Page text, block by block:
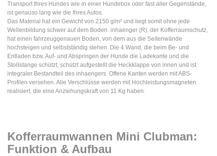
Transport Ihres Hundes wie in einer Hundebox oder fast aller Gegenstände,
ist genauso lang wie die Ihres Autos.
Das Material hat ein Gewicht von 2150 g/m² und liegt somit ohne jede
Wellenbildung schwer auf dem Boden. inhaenger (R), der Kofferraumschutz,
hat einen fahrzeuggenauen Boden, von dem aus die Seitenwände
hochsteigen und selbstständig stehen. Die 4.Wand, die beim Be- und
Entladen bzw. Auf- und Abspringen der Hunde die Ladekante und die
Stoßstange schützt, schützt aufgestellt die Heckklappe von innen und ist
integraler Bestandteil des inhaengers. Offene Kanten werden mit ABS-
Profilen versehen. Alle Verschlüsse werden mit Hochleistungsmagneten
realisiert, die eine Anziehungskraft von 11 Kg haben.
Kofferraumwannen Mini Clubman:
Funktion & Aufbau